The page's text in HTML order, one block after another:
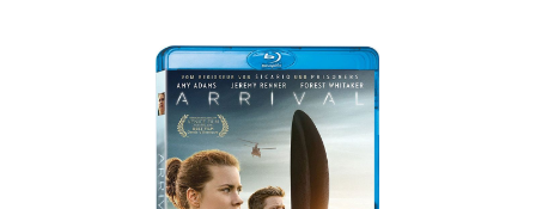
Bildergalerie überspringen